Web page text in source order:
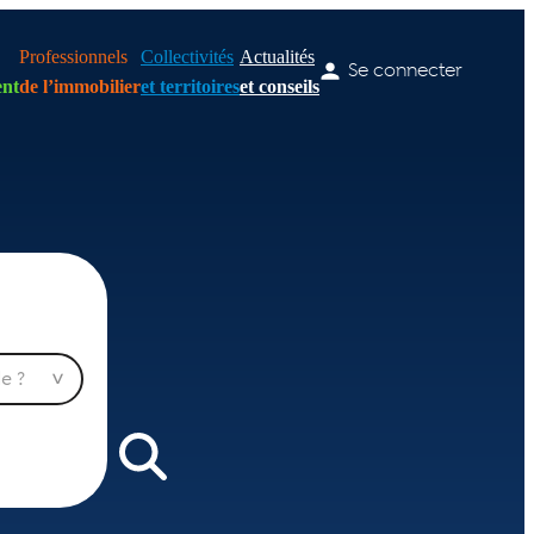
Professionnels
de l’immobilier
Collectivités
et territoires
Actualités
et conseils
Se connecter